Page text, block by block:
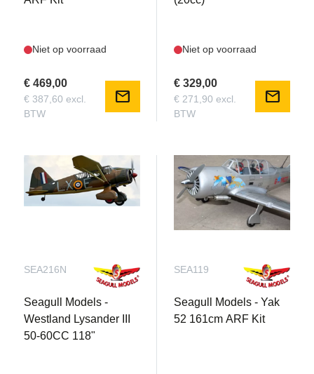
Niet op voorraad
€ 469,00
€ 387,60 excl.
BTW
mail
Niet op voorraad
€ 329,00
€ 271,90 excl.
BTW
mail
SEA216N
Seagull Models -
Westland Lysander III
50-60CC 118"
SEA119
Seagull Models - Yak
52 161cm ARF Kit